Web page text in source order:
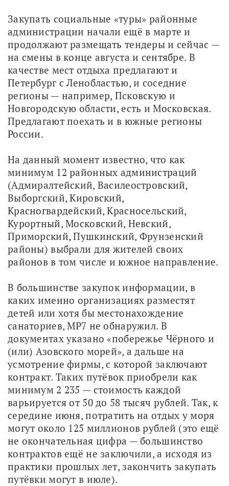
Закупать социальные «туры» районные
администрации начали ещё в марте и
продолжают размещать тендеры и сейчас —
на смены в конце августа и сентябре. В
качестве мест отдыха предлагают и
Петербург с Ленобластью, и соседние
регионы — например, Псковскую и
Новгородскую области, есть и Московская.
Предлагают поехать и в южные регионы
России.
На данный момент известно, что как
минимум 12 районных администраций
(Адмиралтейский, Василеостровский,
Выборгский, Кировский,
Красногвардейский, Красносельский,
Курортный, Московский, Невский,
Приморский, Пушкинский, Фрунзенский
районы) выбрали для жителей своих
районов в том числе и южное направление.
В большинстве закупок информации, в
каких именно организациях разместят
детей или хотя бы местонахождение
санаториев, МР7 не обнаружил. В
документах указано «побережье Чёрного и
(или) Азовского морей», а дальше на
усмотрение фирмы, с которой заключают
контракт. Таких путёвок приобрели как
минимум 2 235 — стоимость каждой
варьируется от 50 до 58 тысяч рублей. Так, к
середине июня, потратить на отдых у моря
могут около 125 миллионов рублей (это ещё
не окончательная цифра — большинство
контрактов ещё не заключили, а исходя из
практики прошлых лет, закончить закупать
путёвки могут в июле).